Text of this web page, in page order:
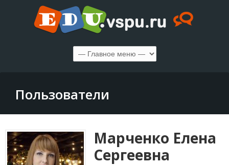
Пользователи
Марченко Елена
Cергеевна